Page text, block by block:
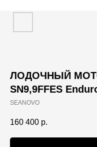
ЛОДОЧНЫЙ
SN9,9FFES
SEANOVO
160 400 р.